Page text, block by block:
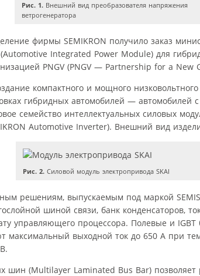
Рис. 1. Внешний вид преобразователя напряжения
ветрогенератора
фирмы SEMIKRON получило заказ
Integrated Power Module) для
PNGV (PNGV — Partnership for a New
компактного и мощного
гибридных автомобилей — автомобилей
семейство интеллектуальных силовых
Automotive Inverter). Внешний вид
Рис. 2. Силовой модуль электропривода SKAI
решениям, выпускаемым под маркой
шиной связи, банк конденсаторов,
управляющего процессора. Полевые и
максимальный выходной ток до 650 А при
шин (Multilayer Laminated Bus Bar)